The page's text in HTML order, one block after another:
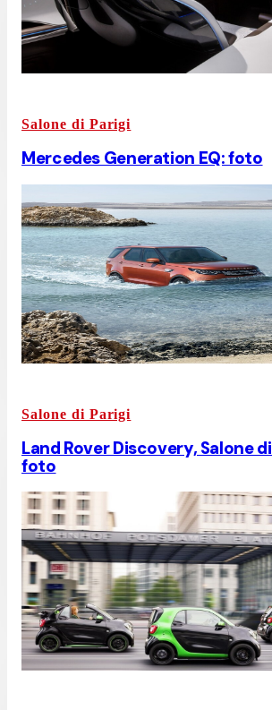
Salone di Parigi
Mercedes Generation EQ: foto
Salone di Parigi
Land Rover Discovery, Salone
foto